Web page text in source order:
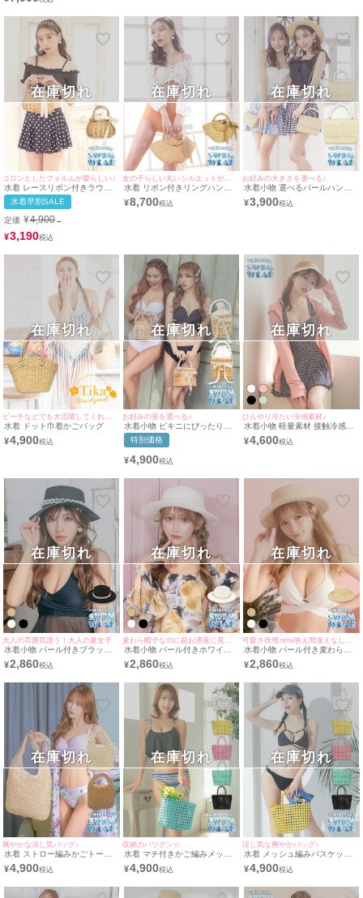
コロンとしたフォルムが愛らしい♪
水着 レースリボン付きラウン
ド型かごバッグ
水着早割SALE
定価 ¥4,900→
¥3,190
在庫切れ
女の子らしい丸いシルエットがとっても可愛い♪
水着 リボン付きリングハンド
ルかごバッグ
¥8,700
在庫切れ
お好みの大きさを選べる♪
水着小物 選べるパールハンド
ル2Wayかごバッグ
¥3,900
在庫切れ
水着 ドット巾着かごバッグ
¥4,900
在庫切れ
お好みの形を選べる♪
水着小物 ビキニにぴったり！
選べるラウンド型&スクエア型
パールハンドルレースリボンか
特別価格
¥4,900
在庫切れ
ひんやり冷たい冷感素材♪
水着小物 軽量素材 接触冷感ラ
ッシュガードパーカー
¥4,600
在庫切れ
大人の雰囲気漂う！大人の夏女子
水着小物 パール付きブラック
ストローハット
¥2,860
在庫切れ
水着小物 パール付きホワイト
ストローハット
¥2,860
在庫切れ
水着小物 パール付き麦わら帽
子
¥2,860
在庫切れ
爽やかな涼し気バッグ♪
水着 ストロー編みかごトート
サマーバッグ
¥4,900
在庫切れ
収納力バツグン☆
水着 マチ付きかご編みメッシ
ュサマーバッグ
¥4,900
在庫切れ
涼し気な爽やかバッグ♪
水着 メッシュ編みバスケット
トートバッグ
¥4,900
在庫切れ